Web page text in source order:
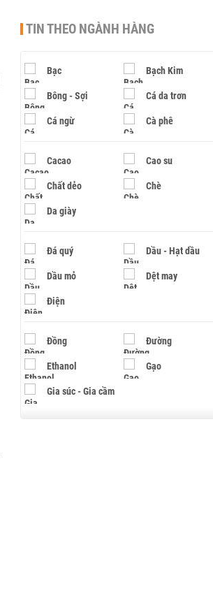
TIN THEO NGÀNH HÀNG
Bạc Bạch Kim
Bông - Sợi Cá da trơn
Cá ngừ Cà phê
Cacao Cao su
Chất dẻo Chè
Da giày
Đá quý Dầu - Hạt dầu
Dầu mỏ Dệt may
Điện
Đồng Đường
Ethanol Gạo
Gia súc - Gia cầm